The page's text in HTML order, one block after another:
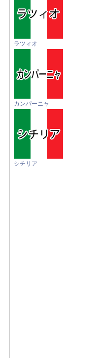
ラツィオ
カンパーニャ
シチリア